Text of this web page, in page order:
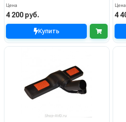
Цена
4 200 руб.
Купить
Цена
4